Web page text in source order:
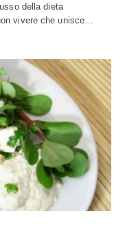
della dieta
vivere che unisce…